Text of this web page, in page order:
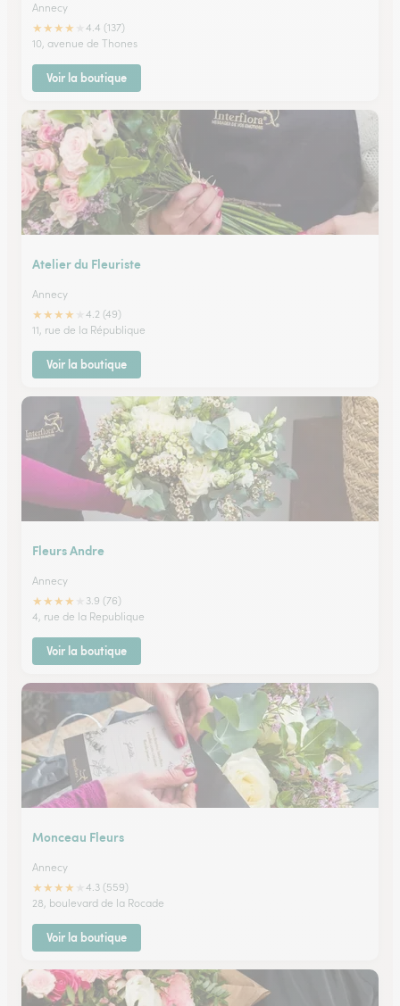
Annecy
★★★★
4.4 (137)
10, avenue de Thones
Voir la boutique
Atelier du Fleuriste
Annecy
★★★★
4.2 (49)
11, rue de la République
Voir la boutique
Fleurs Andre
Annecy
★★★★
3.9 (76)
4, rue de la Republique
Voir la boutique
Monceau Fleurs
Annecy
★★★★
4.3 (559)
28, boulevard de la Rocade
Voir la boutique